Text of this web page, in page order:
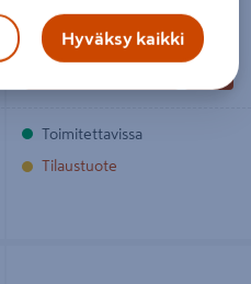
Lue lisää
Toimitettavissa
Tilaustuote
Hyväksy kaikki